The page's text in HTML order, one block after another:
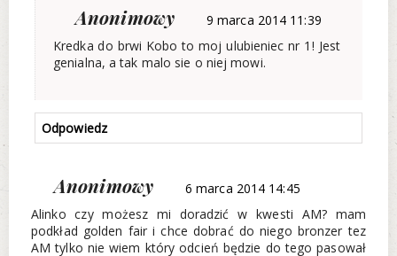
Anonimowy
9 marca 2014 11:39
Kredka do brwi Kobo to moj ulubieniec nr 1! Jest
genialna, a tak malo sie o niej mowi.
Odpowiedz
Anonimowy
6 marca 2014 14:45
Alinko czy możesz mi doradzić w kwesti AM? mam
podkład golden fair i chce dobrać do niego bronzer tez
AM tylko nie wiem który odcień będzie do tego pasował